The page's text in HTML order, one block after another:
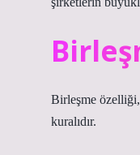
Birleşme
kuralıdır.